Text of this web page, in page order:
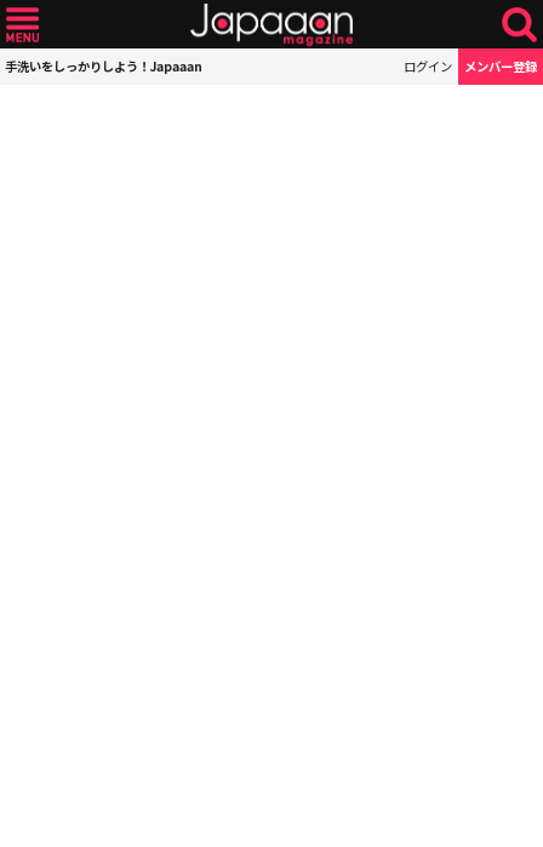
手洗いをしっかりしよう！Japaaan ログイン メンバー登録